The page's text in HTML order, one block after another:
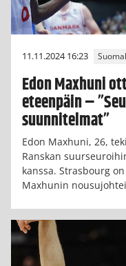
11.11.2024 16:23
Edon Maxhuni
eteenpäin –
suunnitelmat”
Edon Maxhuni, 26,
Ranskan
kanssa. Strasbourg
Maxhunin